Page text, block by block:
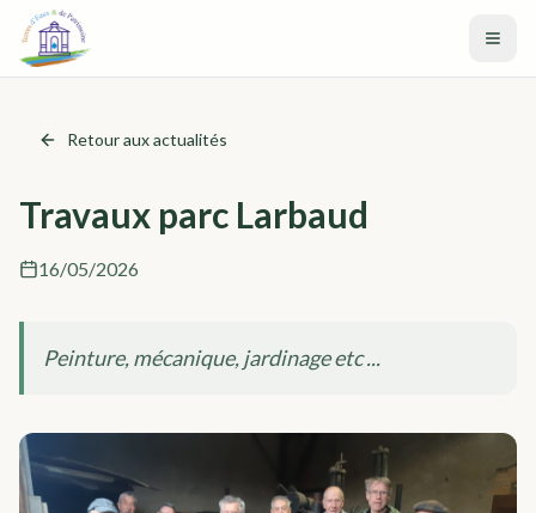
Aller au contenu principal
Retour aux actualités
Travaux parc Larbaud
16/05/2026
Peinture, mécanique, jardinage etc ...